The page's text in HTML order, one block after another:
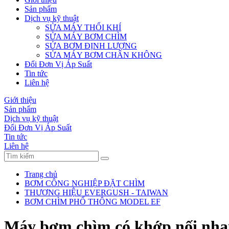
Sản phẩm
Dịch vụ kỹ thuật
SỬA MÁY THỔI KHÍ
SỬA MÁY BƠM CHÌM
SỬA BƠM ĐỊNH LƯỢNG
SỬA MÁY BƠM CHÂN KHÔNG
Đổi Đơn Vị Áp Suất
Tin tức
Liên hệ
Giới thiệu
Sản phẩm
Dịch vụ kỹ thuật
Đổi Đơn Vị Áp Suất
Tin tức
Liên hệ
Trang chủ
BƠM CÔNG NGHIỆP ĐẶT CHÌM
THƯƠNG HIỆU EVERGUSH - TAIWAN
BƠM CHÌM PHỔ THÔNG MODEL EF